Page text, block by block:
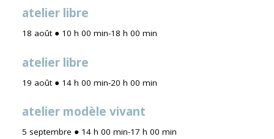
atelier libre
18 août ● 10 h 00 min-18 h 00 min
atelier libre
19 août ● 14 h 00 min-20 h 00 min
atelier modèle vivant
5 septembre ● 14 h 00 min-17 h 00 min